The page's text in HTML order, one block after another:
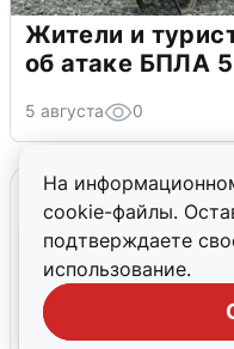
На
cookie-файлы.
подтверждаете
использование.
Жители и
об атаке БПЛА 5
5 августа 0